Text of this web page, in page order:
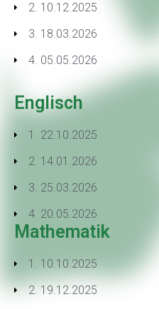
2. 10.12.2025
3. 18.03.2026
4. 05.05.2026
Englisch
1. 22.10.2025
2. 14.01.2026
3. 25.03.2026
4. 20.05.2026
Mathematik
1. 10.10.2025
2. 19.12.2025